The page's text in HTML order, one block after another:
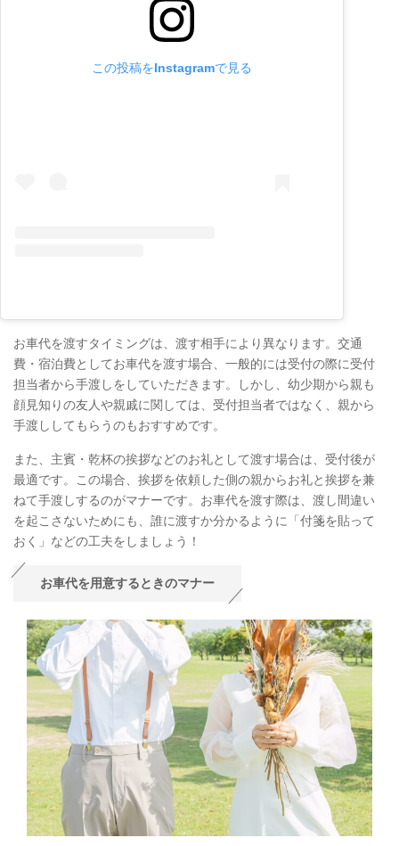
この投稿をInstagramで見る
お車代を渡すタイミングは、渡す相手により異なります。交通
費・宿泊費としてお車代を渡す場合、一般的には受付の際に受付
担当者から手渡しをしていただきます。しかし、幼少期から親も
顔見知りの友人や親戚に関しては、受付担当者ではなく、親から
手渡ししてもらうのもおすすめです。
また、主賓・乾杯の挨拶などのお礼として渡す場合は、受付後が
最適です。この場合、挨拶を依頼した側の親からお礼と挨拶を兼
ねて手渡しするのがマナーです。お車代を渡す際は、渡し間違い
を起こさないためにも、誰に渡すか分かるように「付箋を貼って
おく」などの工夫をしましょう！
お車代を用意するときのマナー